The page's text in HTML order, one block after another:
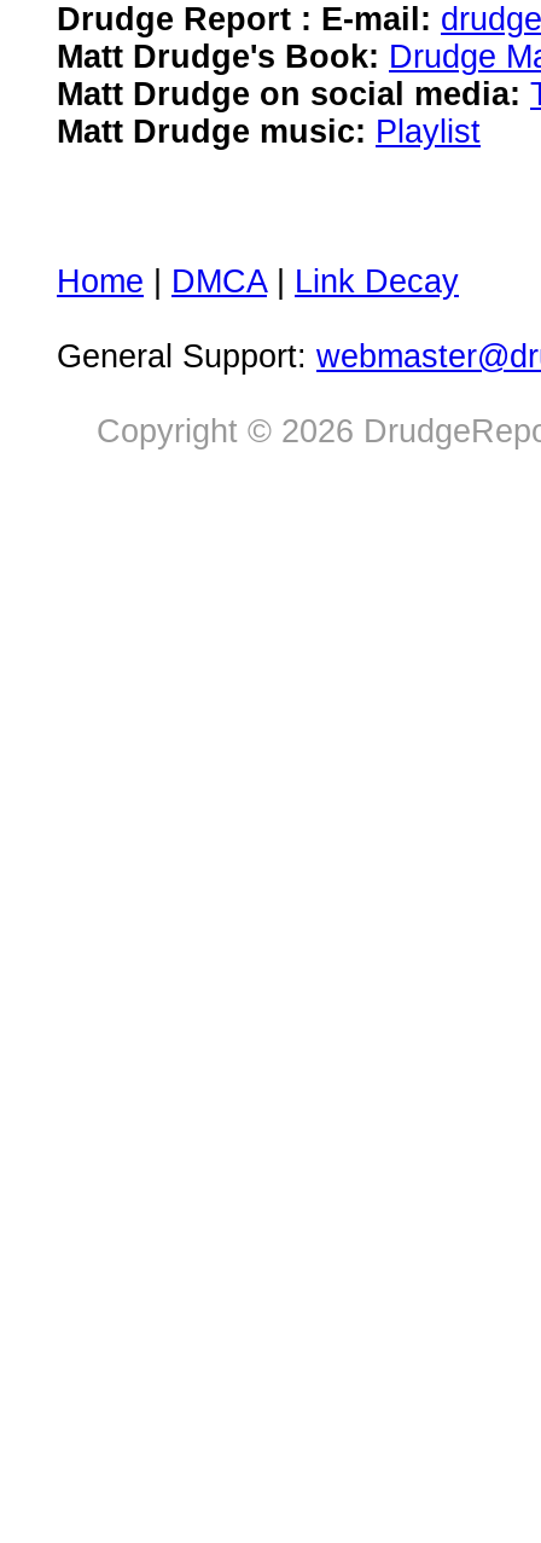
Drudge Report : E-mail:
Matt Drudge's Book: Drudge
Matt Drudge on social media:
Matt Drudge music: Playlist
Home DMCA| Link Decay
General Support:
Copyright © 2026